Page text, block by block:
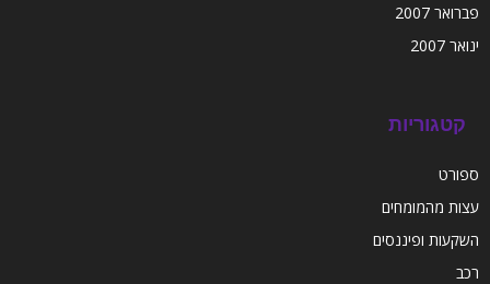
פברואר 2007
ינואר 2007
קטגוריות
ספורט
עצות מהמומחים
השקעות ופיננסים
רכב